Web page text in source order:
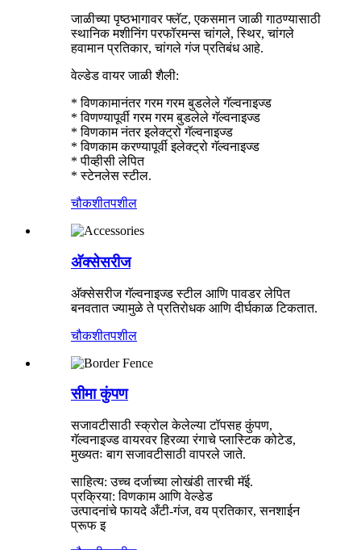
जाळीच्या पृष्ठभागावर फ्लॅट, एकसमान जाळी गाठण्यासाठी
स्थानिक मशीनिंग परफॉरमन्स चांगले, स्थिर, चांगले
हवामान प्रतिकार, चांगले गंज प्रतिबंध आहे.
वेल्डेड वायर जाळी शैली:
* विणकामानंतर गरम गरम बुडलेले गॅल्वनाइज्ड
* विणण्यापूर्वी गरम गरम बुडलेले गॅल्वनाइज्ड
* विणकाम नंतर इलेक्ट्रो गॅल्वनाइज्ड
* विणकाम करण्यापूर्वी इलेक्ट्रो गॅल्वनाइज्ड
* पीव्हीसी लेपित
* स्टेनलेस स्टील.
चौकशीतपशील
अ‍ॅक्सेसरीज
अ‍ॅक्सेसरीज गॅल्वनाइज्ड स्टील आणि पावडर लेपित
बनवतात ज्यामुळे ते प्रतिरोधक आणि दीर्घकाळ टिकतात.
चौकशीतपशील
सीमा कुंपण
सजावटीसाठी स्क्रोल केलेल्या टॉपसह कुंपण,
गॅल्वनाइज्ड वायरवर हिरव्या रंगाचे प्लास्टिक कोटेड,
मुख्यतः बाग सजावटीसाठी वापरले जाते.
साहित्य: उच्च दर्जाच्या लोखंडी तारची मॅई.
प्रक्रिया: विणकाम आणि वेल्डेड
उत्पादनांचे फायदे अँटी-गंज, वय प्रतिकार, सनशाईन
प्रूफ इ